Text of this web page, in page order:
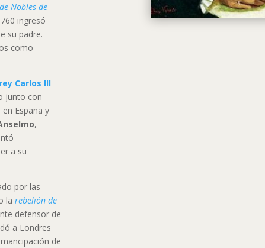
Nobles de
ingresó
su padre.
como
rey Carlos III
junto con
España y
,
a su
por las
larebelión de
defensor de
a Londres
de